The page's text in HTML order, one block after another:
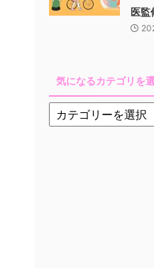
医監
気になるカテゴリを